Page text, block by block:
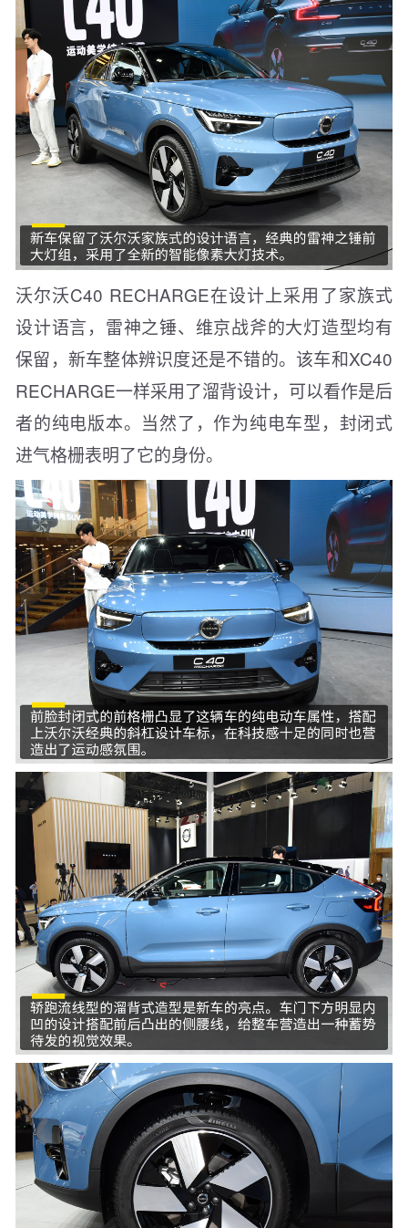
沃尔沃C40 RECHARGE在设计上采用了家族式
设计语言，雷神之锤、维京战斧的大灯造型均有
保留，新车整体辨识度还是不错的。该车和XC40
RECHARGE一样采用了溜背设计，可以看作是后
者的纯电版本。当然了，作为纯电车型，封闭式
进气格栅表明了它的身份。